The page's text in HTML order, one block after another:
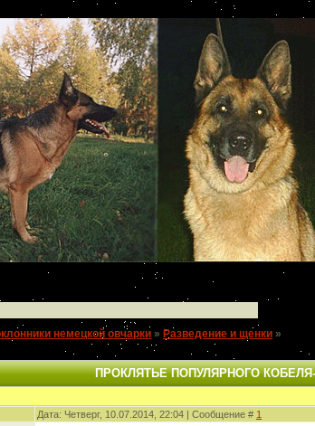
немецкой овчарки » Разведение и щенки »
ПРОКЛЯТЬЕ ПОПУЛЯРНОГО
Дата: Четверг, 10.07.2014, 22:04 | Сообщение # 1